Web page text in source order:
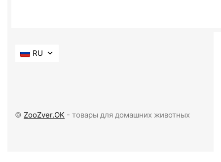
RU
© ZooZver.OK - товары для домашних животных